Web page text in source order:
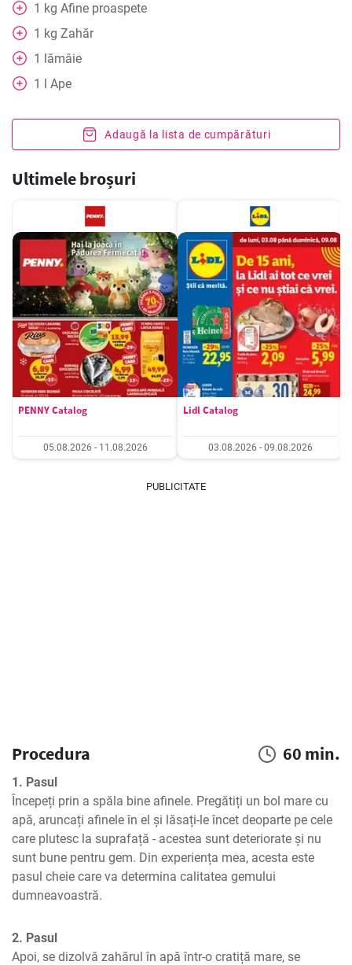
1 kg Afine proaspete
1 kg Zahăr
1 lămâie
1 l Ape
Adaugă la lista de cumpărături
Ultimele broșuri
PENNY Catalog
05.08.2026 - 11.08.2026
Lidl Catalog
03.08.2026 - 09.08.2026
PUBLICITATE
Procedura 60 min.
1. Pasul
Începeți prin a spăla bine afinele. Pregătiți un bol mare cu
apă, aruncați afinele în el și lăsați-le încet deoparte pe cele
care plutesc la suprafață - acestea sunt deteriorate și nu
sunt bune pentru gem. Din experiența mea, acesta este
pasul cheie care va determina calitatea gemului
dumneavoastră.
2. Pasul
Apoi, se dizolvă zahărul în apă într-o cratiță mare, se